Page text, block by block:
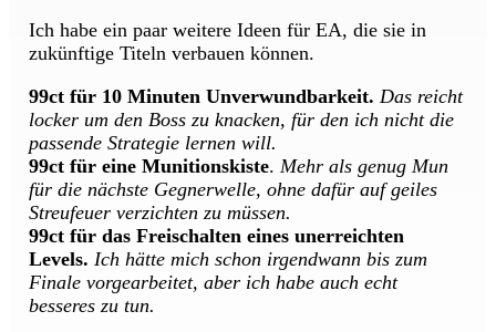
Ich habe ein paar weitere Ideen für EA, die sie in
zukünftige Titeln verbauen können.
99ct für 10 Minuten Unverwundbarkeit. Das reicht
locker um den Boss zu knacken, für den ich nicht die
passende Strategie lernen will.
99ct für eine Munitionskiste. Mehr als genug Mun
für die nächste Gegnerwelle, ohne dafür auf geiles
Streufeuer verzichten zu müssen.
99ct für das Freischalten eines unerreichten
Levels. Ich hätte mich schon irgendwann bis zum
Finale vorgearbeitet, aber ich habe auch echt
besseres zu tun.